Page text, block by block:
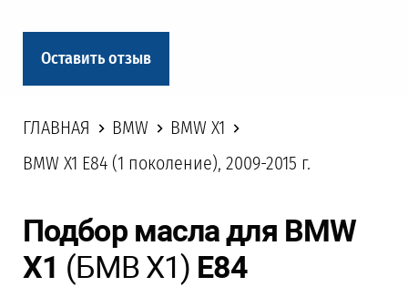
Оставить отзыв
ГЛАВНАЯ BMW
BMW X1
BMW X1 E84 (1 поколение), 2009-2015 г.
Подбор масла для BMW
X1 (БМВ Х1) E84